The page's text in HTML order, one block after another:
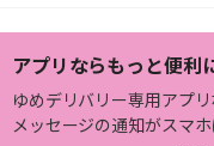
アプリならもっと便利
ゆめデリバリー専用アプリ
メッセージの通知がスマ